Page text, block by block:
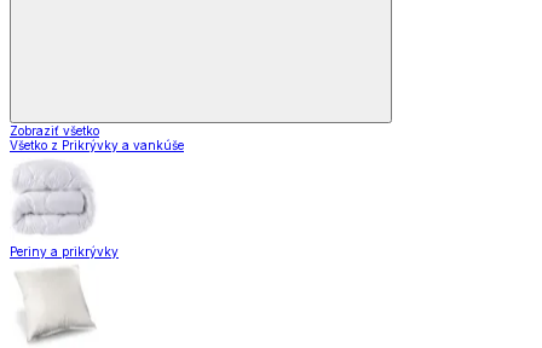
Zobraziť všetko
Všetko z Prikrývky a vankúše
Periny a prikrývky